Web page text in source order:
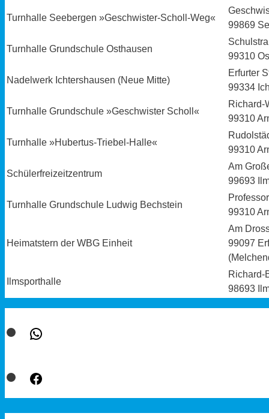
Turnhalle Seebergen »Geschwister-Scholl-Weg«
99869
Turnhalle Grundschule Osthausen
99310
Nadelwerk Ichtershausen (Neue Mitte)
Erfurter
99334
Turnhalle Grundschule »Geschwister Scholl«
Richard-
99310
Turnhalle »Hubertus-Triebel-Halle«
99310
Schülerfreizeitzentrum
Am
99693
Turnhalle Grundschule Ludwig Bechstein
99310
Heimatstern der WBG Einheit
Am
99097
Ilmsporthalle
Richard-
98693